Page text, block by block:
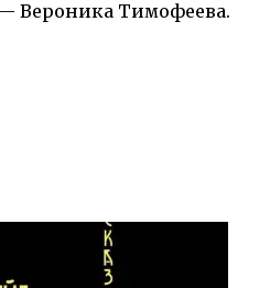
Вероника Тимофеева.